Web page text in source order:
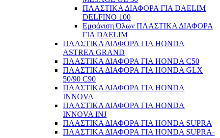
ΠΛΑΣΤΙΚΑ ΔΙΑΦΟΡΑ ΓΙΑ DAELIM
DELFINO 100
Εμφάνιση Όλων ΠΛΑΣΤΙΚΑ ΔΙΑΦΟΡΑ
ΓΙΑ DAELIM
ΠΛΑΣΤΙΚΑ ΔΙΑΦΟΡΑ ΓΙΑ HONDA
ASTREA GRAND
ΠΛΑΣΤΙΚΑ ΔΙΑΦΟΡΑ ΓΙΑ HONDA C50
ΠΛΑΣΤΙΚΑ ΔΙΑΦΟΡΑ ΓΙΑ HONDA GLX
50/90 C90
ΠΛΑΣΤΙΚΑ ΔΙΑΦΟΡΑ ΓΙΑ HONDA
INNOVA
ΠΛΑΣΤΙΚΑ ΔΙΑΦΟΡΑ ΓΙΑ HONDA
INNOVA INJ
ΠΛΑΣΤΙΚΑ ΔΙΑΦΟΡΑ ΓΙΑ HONDA SUPRA
ΠΛΑΣΤΙΚΑ ΔΙΑΦΟΡΑ ΓΙΑ HONDA SUPRA-